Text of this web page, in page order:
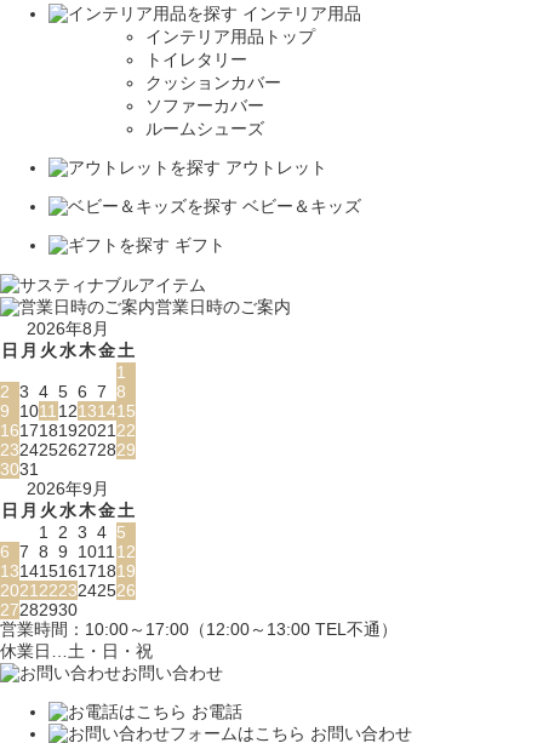
インテリア用品
インテリア用品トップ
トイレタリー
クッションカバー
ソファーカバー
ルームシューズ
アウトレット
ベビー＆キッズ
ギフト
営業日時のご案内
2026年8月
日 月 火水木金土
1
2 3 4 5 6 7 8
9
1011 12131415
161718192021 22
23242526272829
3031
2026年9月
日 月 火水木金土
1
2 3 4 5
6 7 8 9 1011 12
13141516171819
2021 2223242526
27282930
営業時間：10:00～17:00（12:00～13:00 TEL不通）
休業日…土・日・祝
お問い合わせ
お電話
お問い合わせ